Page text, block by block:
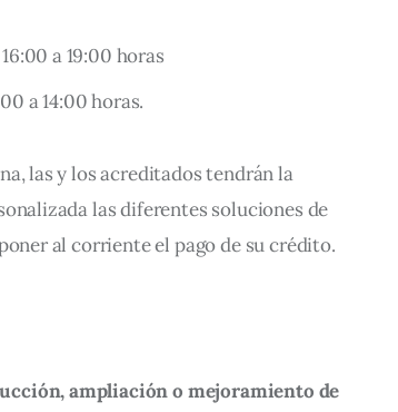
a 19:00 horas
a 14:00 horas.
las y los acreditados tendrán la
las diferentes soluciones de
al corriente el pago de su crédito.
ampliación o mejoramiento de